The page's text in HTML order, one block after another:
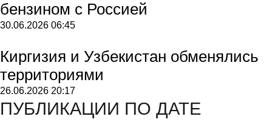
бензином с Россией
30.06.2026 06:45
Киргизия и Узбекистан обменялись
территориями
26.06.2026 20:17
ПУБЛИКАЦИИ ПО ДАТЕ